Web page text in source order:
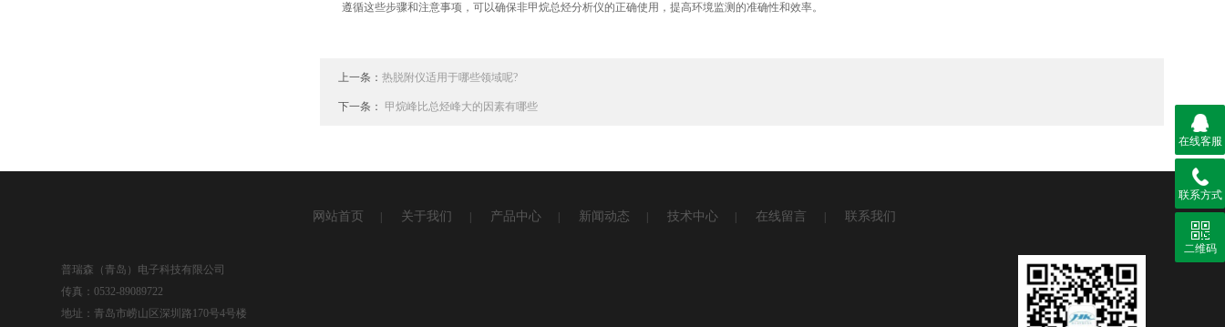
遵循这些步骤和注意事项，可以确保非甲烷总烃分析仪的正确使用，提高环境监测的准确性和效率。
上一条：热脱附仪适用于哪些领域呢?
下一条： 甲烷峰比总烃峰大的因素有哪些
网站首页 关于我们 产品中心 新闻动态 技术中心 在线留言 联系我们
普瑞森（青岛）电子科技有限公司
传真：0532-89089722
地址：青岛市崂山区深圳路170号4号楼
在线客服
联系方式
二维码